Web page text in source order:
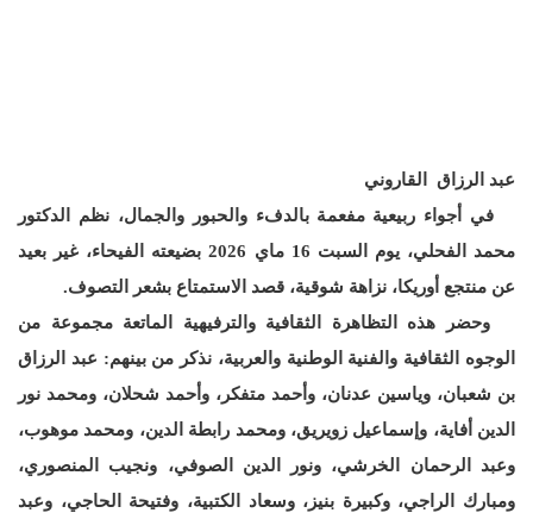
عبد الرزاق القاروني
في أجواء ربيعية مفعمة بالدفء والحبور والجمال، نظم الدكتور
محمد الفحلي، يوم السبت 16 ماي 2026 بضيعته الفيحاء، غير بعيد
عن منتجع أوريكا، نزاهة شوقية، قصد الاستمتاع بشعر التصوف.
وحضر هذه التظاهرة الثقافية والترفيهية الماتعة مجموعة من
الوجوه الثقافية والفنية الوطنية والعربية، نذكر من بينهم: عبد الرزاق
بن شعبان، وياسين عدنان، وأحمد متفكر، وأحمد شحلان، ومحمد نور
الدين أفاية، وإسماعيل زويريق، ومحمد رابطة الدين، ومحمد موهوب،
وعبد الرحمان الخرشي، ونور الدين الصوفي، ونجيب المنصوري،
ومبارك الراجي، وكبيرة بنيز، وسعاد الكتبية، وفتيحة الحاجي، وعبد